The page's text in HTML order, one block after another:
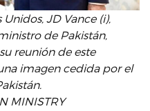
JD Vance (i),
de Pakistán,
reunión de este
imagen cedida por el
MINISTRY